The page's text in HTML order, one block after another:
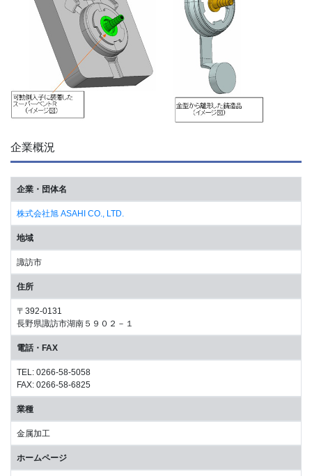
企業概況
企業・団体名
株式会社旭 ASAHI CO., LTD.
地域
諏訪市
住所
〒392-0131
長野県諏訪市湖南５９０２－１
電話・FAX
TEL: 0266-58-5058
FAX: 0266-58-6825
業種
金属加工
ホームページ